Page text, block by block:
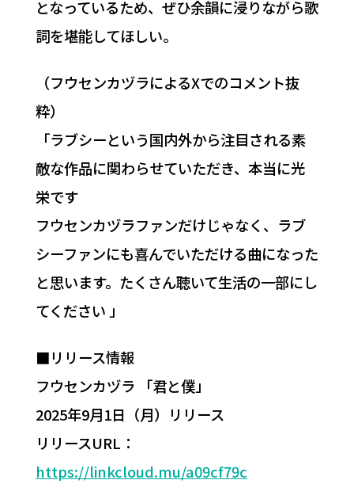
となっているため、ぜひ余韻に浸りながら歌
詞を堪能してほしい。
（フウセンカヅラによるXでのコメント抜
粋）
「ラブシーという国内外から注目される素
敵な作品に関わらせていただき、本当に光
栄です
フウセンカヅラファンだけじゃなく、ラブ
シーファンにも喜んでいただける曲になった
と思います。たくさん聴いて生活の一部にし
てください 」
■リリース情報
フウセンカヅラ 「君と僕」
2025年9月1日（月）リリース
リリースURL：
https://linkcloud.mu/a09cf79c